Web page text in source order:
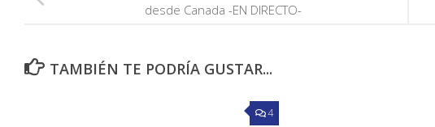
desde Canada -EN DIRECTO-
TAMBIÉN TE PODRÍA GUSTAR...
4